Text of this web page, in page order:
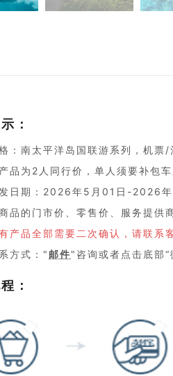
：
：南太平洋岛国联游系列，机票/
品为2人同行价，单人须要补包
日期：2026年5月01日-2026年
品的门市价、零售价、服务提供
产品全部需要二次确认，请联系
方式：" 邮件"咨询或者点击底部“
：